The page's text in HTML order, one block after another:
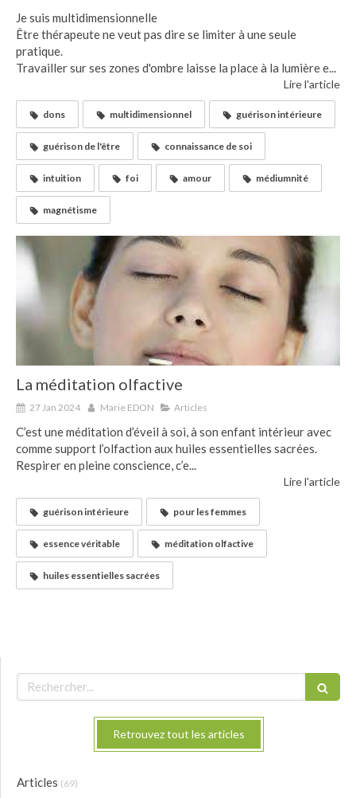
Je suis multidimensionnelle
Être thérapeute ne veut pas dire se limiter à une seule
pratique.
Travailler sur ses zones d'ombre laisse la place à la lumière e...
Lire l'article
dons multidimensionnel guérison intérieure
guérison de l'être connaissance de soi
intuition foi amour médiumnité
magnétisme
La méditation olfactive
27 Jan 2024 Marie EDON Articles
C’est une méditation d’éveil à soi, à son enfant intérieur avec
comme support l’olfaction aux huiles essentielles sacrées.
Respirer en pleine conscience, c’e...
Lire l'article
guérison intérieure pour les femmes
essence véritable méditation olfactive
huiles essentielles sacrées
Rechercher
Retrouvez tout les articles
Articles (69)